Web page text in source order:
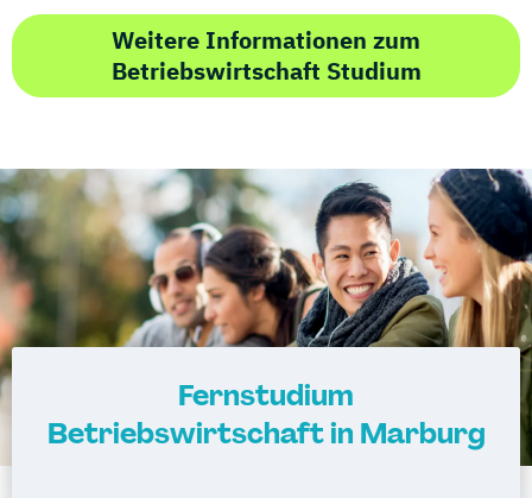
Weitere Informationen zum
Betriebswirtschaft Studium
Fernstudium
Betriebswirtschaft in Marburg